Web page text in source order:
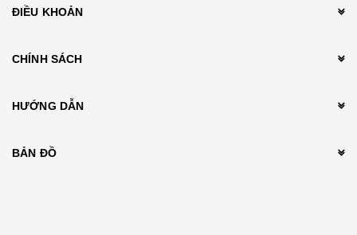
ĐIỀU KHOẢN
CHÍNH SÁCH
HƯỚNG DẪN
BẢN ĐỒ